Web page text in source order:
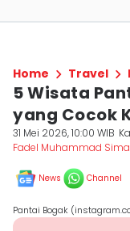
Home Travel
5 Wisata
yang Cocok
31 Mei 2026, 10:00 WIB
Fadel Muhammad
News Channel
Pantai Bogak